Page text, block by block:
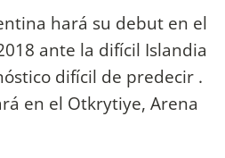
hará su debut en el
ante la difícil Islandia
difícil de predecir .
en el Otkrytiye, Arena